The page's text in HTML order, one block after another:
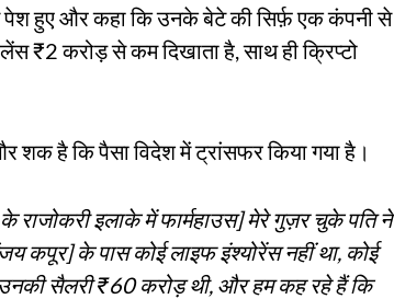
हुए और कहा कि उनके बेटे की सिर्फ़ एक कंपनी से
₹2 करोड़ से कम दिखाता है, साथ ही क्रिप्टो
शक है कि पैसा विदेश में ट्रांसफर किया गया है।
के राजोकरी इलाके में फार्महाउस] मेरे गुज़र चुके पति ने
कपूर] के पास कोई लाइफ इंश्योरेंस नहीं था, कोई
सैलरी ₹60 करोड़ थी, और हम कह रहे हैं कि